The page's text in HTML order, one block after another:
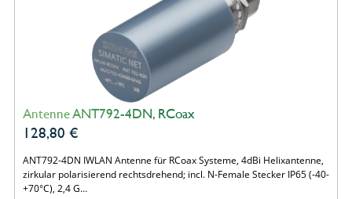
Antenne ANT792-4DN, RCoax
128,80 €
ANT792-4DN IWLAN Antenne für RCoax Systeme, 4dBi Helixantenne,
zirkular polarisierend rechtsdrehend; incl. N-Female Stecker IP65 (-40-
+70°C), 2,4 G…